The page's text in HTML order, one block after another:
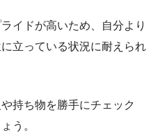
イドが高いため、自分より
立っている状況に耐えられ
持ち物を勝手にチェック
う。